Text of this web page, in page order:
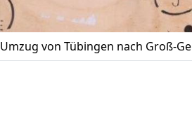
Umzug von Tübingen nach Groß-